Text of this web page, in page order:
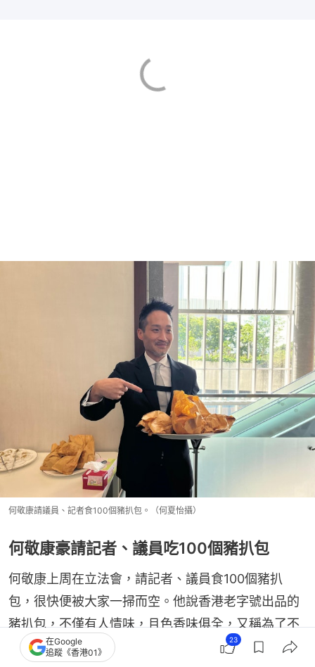
何敬康請議員、記者食100個豬扒包。（何夏怡攝）
何敬康豪請記者、議員吃100個豬扒包
何敬康上周在立法會，請記者、議員食100個豬扒
包，很快便被大家一掃而空。他說香港老字號出品的
豬扒包，不僅有人情味，且色香味俱全，又稱為了不
讓老闆擔心他「走數」，自己親身去到店鋪付全款。
在Google
追蹤《香港01》
23